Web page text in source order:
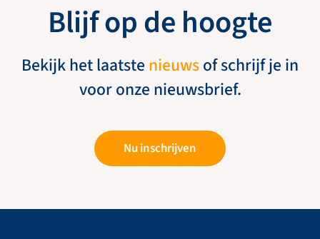
Blijf op de hoogte
Bekijk het laatste nieuwsof schrijf je in
voor onze nieuwsbrief.
Nu inschrijven